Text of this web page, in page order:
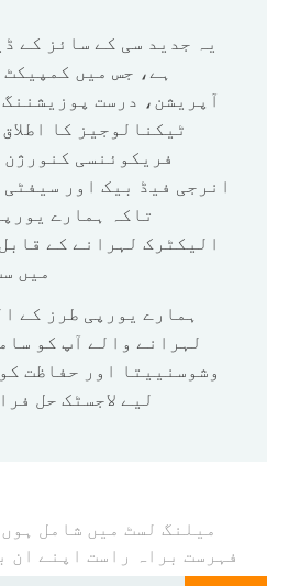
یہ جدید سی کے سائز کے
ہے، جس میں
آپریشن، درست
ٹیکنالوجیز کا
فریکوئنسی
انرجی فیڈ بیک اور
تاکہ ہمارے
الیکٹرک لہرانے کے
میں
ہمارے یورپی طرز کے
لہرانے والے آپ کو
وشوسنییتا اور حفاظت
لیے لاجسٹک حل
میلنگ لسٹ میں شامل
فہرست براہ راست اپنے ان